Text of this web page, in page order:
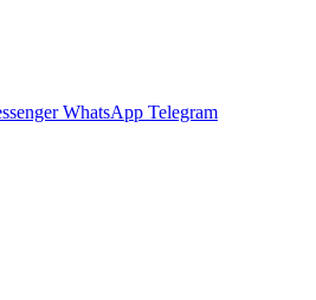
WhatsApp Telegram